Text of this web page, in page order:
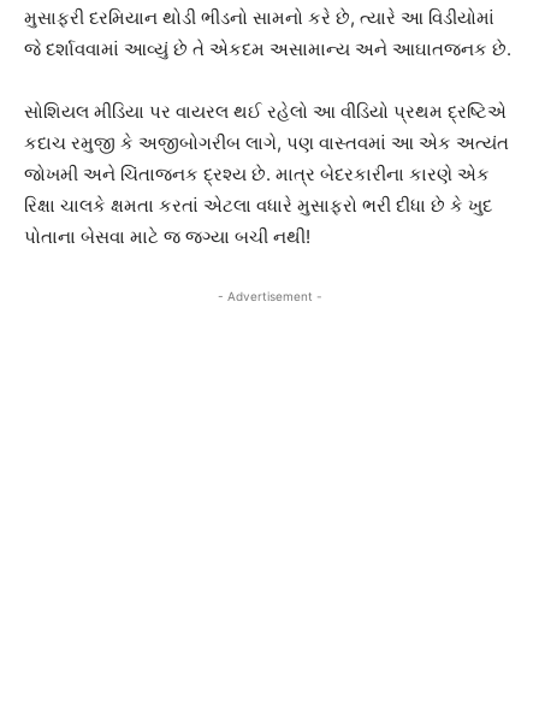
મુસાફરી દરમિયાન થોડી ભીડનો સામનો કરે છે, ત્યારે આ વિડીયોમાં
જે દર્શાવવામાં આવ્યું છે તે એકદમ અસામાન્ય અને આઘાતજનક છે.
સોશિયલ મીડિયા પર વાયરલ થઈ રહેલો આ વીડિયો પ્રથમ દ્રષ્ટિએ
કદાચ રમુજી કે અજીબોગરીબ લાગે, પણ વાસ્તવમાં આ એક અત્યંત
જોખમી અને ચિંતાજનક દ્રશ્ય છે. માત્ર બેદરકારીના કારણે એક
રિક્ષા ચાલકે ક્ષમતા કરતાં એટલા વધારે મુસાફરો ભરી દીધા છે કે ખુદ
પોતાના બેસવા માટે જ જગ્યા બચી નથી!
- Advertisement -